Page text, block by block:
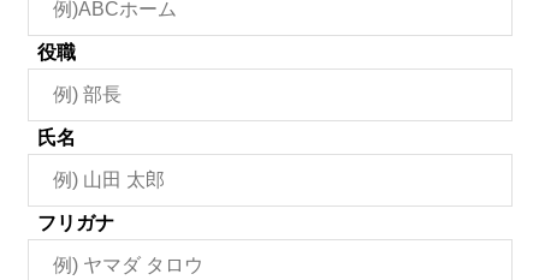
役職
氏名
フリガナ